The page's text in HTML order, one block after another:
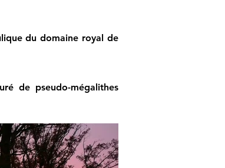
du domaine royal de
de pseudo-mégalithes